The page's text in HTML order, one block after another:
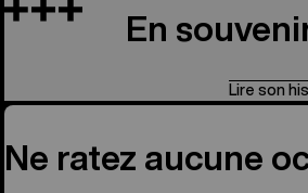
En
Lire son
Ne ratez aucune